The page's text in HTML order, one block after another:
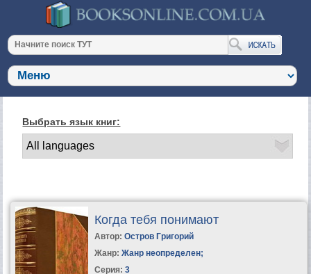
Выбрать язык книг:
Когда тебя понимают
Автор: Остров Григорий
Жанр: Жанр неопределен;
Серия: 3